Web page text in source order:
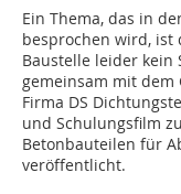
Ein Thema, das in
besprochen wird, ist
Baustelle leider kein
gemeinsam mit dem
Firma DS
und Schulungsfilm
Betonbauteilen für
veröffentlicht.